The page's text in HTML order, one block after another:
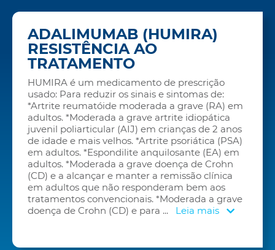
ADALIMUMAB (HUMIRA)
RESISTÊNCIA AO
TRATAMENTO
HUMIRA é um medicamento de prescrição
usado: Para reduzir os sinais e sintomas de:
*Artrite reumatóide moderada a grave (RA) em
adultos. *Moderada a grave artrite idiopática
juvenil poliarticular (AIJ) em crianças de 2 anos
de idade e mais velhos. *Artrite psoriática (PSA)
em adultos. *Espondilite anquilosante (EA) em
adultos. *Moderada a grave doença de Crohn
(CD) e a alcançar e manter a remissão clínica
em adultos que não responderam bem aos
tratamentos convencionais. *Moderada a grave
doença de Crohn (CD) e para ... Leia mais